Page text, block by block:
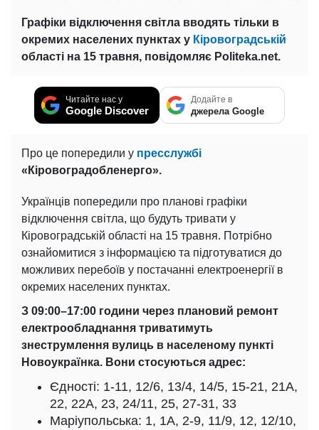
Графіки відключення світла вводять тільки в
окремих населених пунктах у Кіровоградській
області на 15 травня, повідомляє Politeka.net.
Читайте нас у
Google Discover
Додайте в
джерела Google
Про це попередили у пресслужбі
«Кіровоградобленерго».
Українців попередили про планові графіки
відключення світла, що будуть тривати у
Кіровоградській області на 15 травня. Потрібно
ознайомитися з інформацією та підготуватися до
можливих перебоїв у постачанні електроенергії в
окремих населених пунктах.
З 09:00–17:00 години через плановий ремонт
електрообладнання триватимуть
знеструмлення вулиць в населеному пункті
Новоукраїнка. Вони стосуються адрес:
Єдності: 1-11, 12/6, 13/4, 14/5, 15-21, 21А,
22, 22А, 23, 24/11, 25, 27-31, 33
Маріупольська: 1, 1А, 2-9, 11/9, 12, 12/10,